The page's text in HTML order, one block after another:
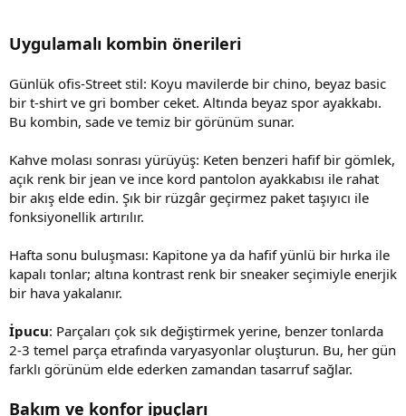
Uygulamalı kombin önerileri
Günlük ofis-Street stil: Koyu mavilerde bir chino, beyaz basic
bir t-shirt ve gri bomber ceket. Altında beyaz spor ayakkabı.
Bu kombin, sade ve temiz bir görünüm sunar.
Kahve molası sonrası yürüyüş: Keten benzeri hafif bir gömlek,
açık renk bir jean ve ince kord pantolon ayakkabısı ile rahat
bir akış elde edin. Şık bir rüzgâr geçirmez paket taşıyıcı ile
fonksiyonellik artırılır.
Hafta sonu buluşması: Kapitone ya da hafif yünlü bir hırka ile
kapalı tonlar; altına kontrast renk bir sneaker seçimiyle enerjik
bir hava yakalanır.
İpucu: Parçaları çok sık değiştirmek yerine, benzer tonlarda
2-3 temel parça etrafında varyasyonlar oluşturun. Bu, her gün
farklı görünüm elde ederken zamandan tasarruf sağlar.
Bakım ve konfor ipuçları